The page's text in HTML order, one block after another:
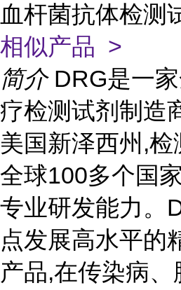
血杆菌抗体检测
相似产品 >
简介 DRG是一
疗检测试剂制造
美国新泽西州,
全球100多个国
专业研发能力。
点发展高水平的
产品,在传染病